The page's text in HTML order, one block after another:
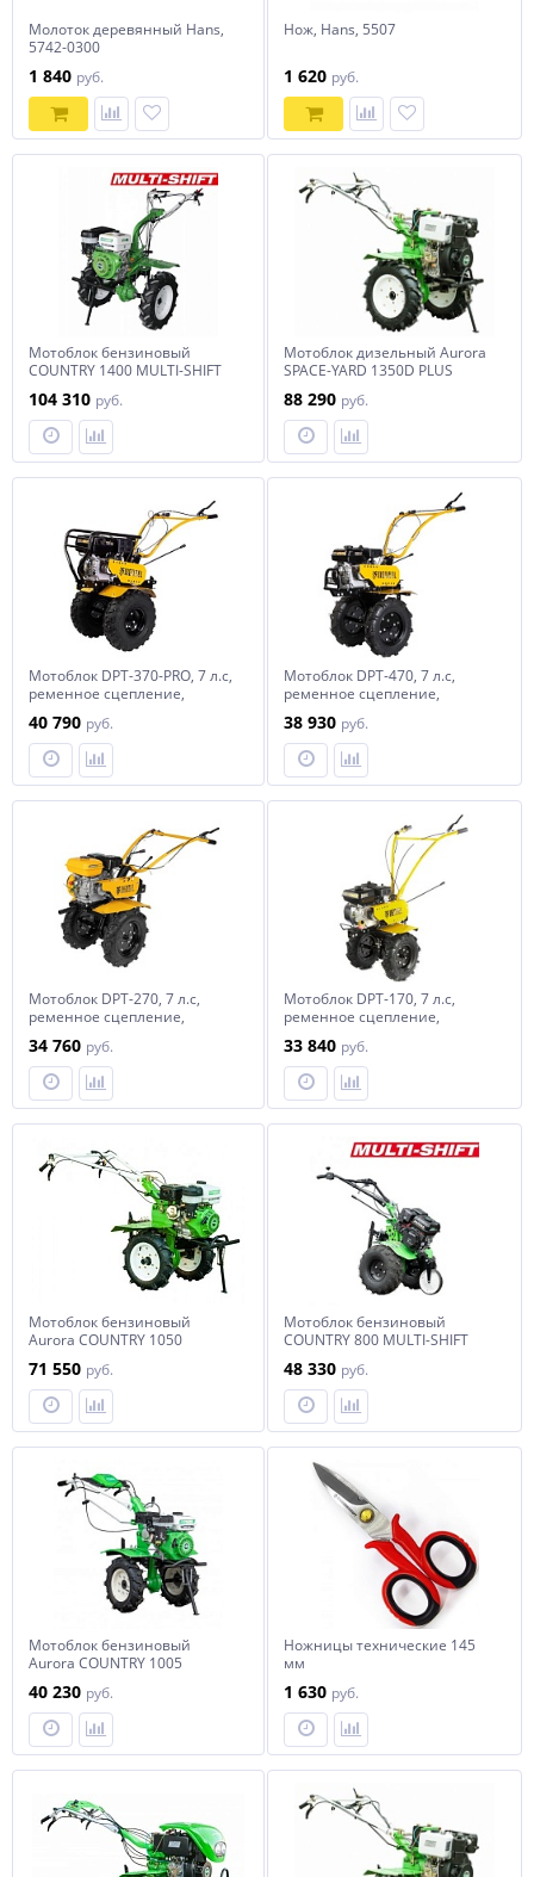
Молоток деревянный Hans,
5742-0300
1 840 руб.
Нож, Hans, 5507
1 620 руб.
Мотоблок бензиновый
COUNTRY 1400 MULTI-SHIFT
104 310 руб.
Мотоблок дизельный Aurora
SPACE-YARD 1350D PLUS
88 290 руб.
Мотоблок DPT-370-PRO, 7 л.с,
ременное сцепление,
см, фрез 3 х 4, ШОМ,
передачи 4В/2Н Denzel
40 790 руб.
Мотоблок DPT-470, 7 л.с,
ременное сцепление,
фрез 3 х 4, ШОМ, передачи
3В/1Н Denzel
38 930 руб.
Мотоблок DPT-270, 7 л.с,
ременное сцепление,
см, фрез 3 х 4, ШОМ,
передачи 2В/1Н Denzel
34 760 руб.
Мотоблок DPT-170, 7 л.с,
ременное сцепление,
фрез 3 х 3, ШОМ, передачи
2В/1Н Denzel
33 840 руб.
Мотоблок бензиновый
Aurora COUNTRY 1050
71 550 руб.
Мотоблок бензиновый
COUNTRY 800 MULTI-SHIFT
48 330 руб.
Мотоблок бензиновый
Aurora COUNTRY 1005
40 230 руб.
Ножницы технические 145
мм
1 630 руб.